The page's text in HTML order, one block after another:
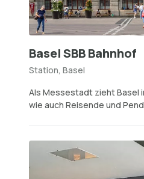
Basel SBB Bahnhof
Station, Basel
Als Messestadt zieht Basel
wie auch Reisende und